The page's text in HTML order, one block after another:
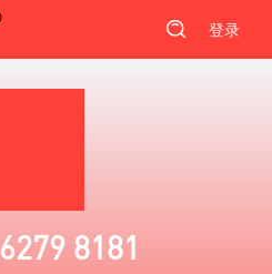
登录
6279 8181